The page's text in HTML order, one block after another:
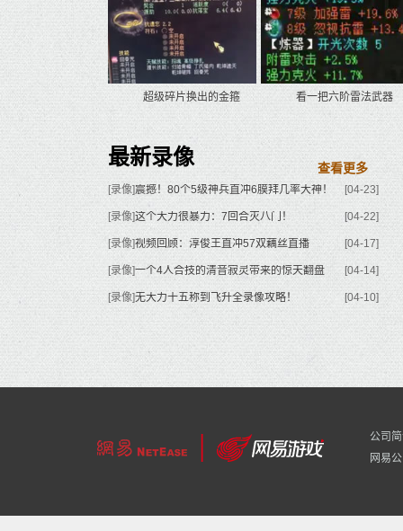
超级碎片换出的金箍 看一把六阶雷法武器
最新录像 查看更多
[录像]震撼！80个5级神兵直冲6膜拜几率大神！ [04-23]
[录像]这个大力很暴力：7回合灭八门！ [04-22]
[录像]视频回顾：淳俊王直冲57双藕丝直播 [04-17]
[录像]一个4人合技的清音寂灵带来的惊天翻盘 [04-14]
[录像]无大力十五称到飞升全录像攻略！ [04-10]
公司
网易